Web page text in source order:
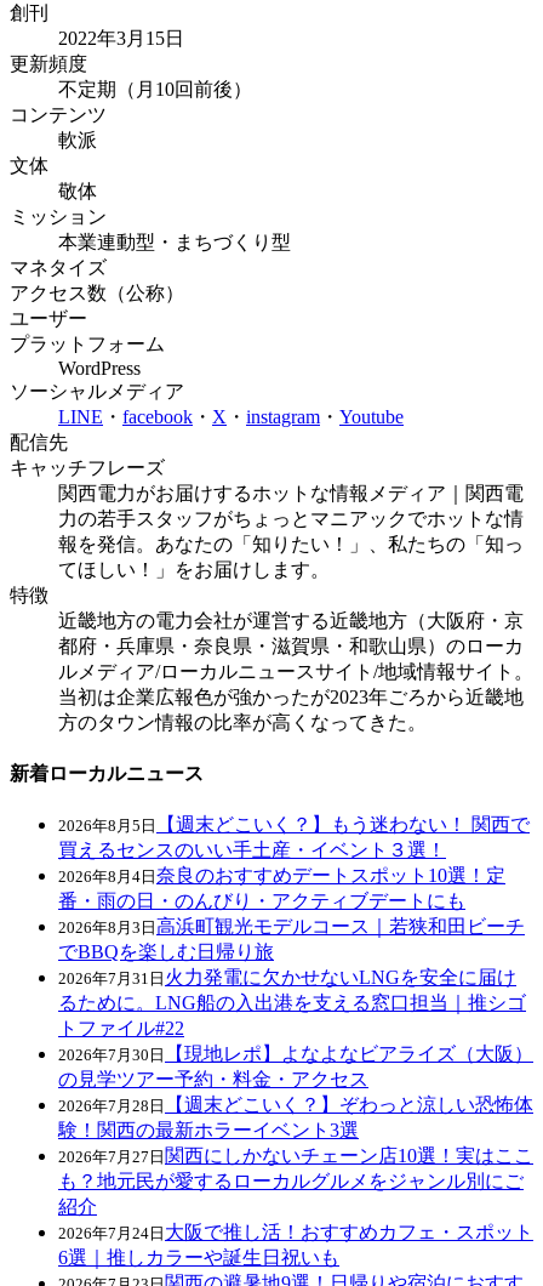
創刊
2022年3月15日
更新頻度
不定期（月10回前後）
コンテンツ
軟派
文体
敬体
ミッション
本業連動型・まちづくり型
マネタイズ
アクセス数（公称）
ユーザー
プラットフォーム
WordPress
ソーシャルメディア
LINE ・ facebook ・ X ・ instagram ・ Youtube
配信先
キャッチフレーズ
関西電力がお届けするホットな情報メディア｜関西電
力の若手スタッフがちょっとマニアックでホットな情
報を発信。あなたの「知りたい！」、私たちの「知っ
てほしい！」をお届けします。
特徴
近畿地方の電力会社が運営する近畿地方（大阪府・京
都府・兵庫県・奈良県・滋賀県・和歌山県）のローカ
ルメディア/ローカルニュースサイト/地域情報サイト。
当初は企業広報色が強かったが2023年ごろから近畿地
方のタウン情報の比率が高くなってきた。
新着ローカルニュース
2026年8月5日
【週末どこいく？】もう迷わない！ 関西で
買えるセンスのいい手土産・イベント３選！
2026年8月4日 奈良のおすすめデートスポット10選！定
番・雨の日・のんびり・アクティブデートにも
2026年8月3日 高浜町観光モデルコース｜若狭和田ビーチ
でBBQを楽しむ日帰り旅
2026年7月31日 火力発電に欠かせないLNGを安全に届け
るために。LNG船の入出港を支える窓口担当｜推シゴ
トファイル#22
2026年7月30日
【現地レポ】よなよなビアライズ（大阪）
の見学ツアー予約・料金・アクセス
2026年7月28日
【週末どこいく？】ぞわっと涼しい恐怖体
験！関西の最新ホラーイベント3選
2026年7月27日 関西にしかないチェーン店10選！実はここ
も？地元民が愛するローカルグルメをジャンル別にご
紹介
2026年7月24日 大阪で推し活！おすすめカフェ・スポット
6選｜推しカラーや誕生日祝いも